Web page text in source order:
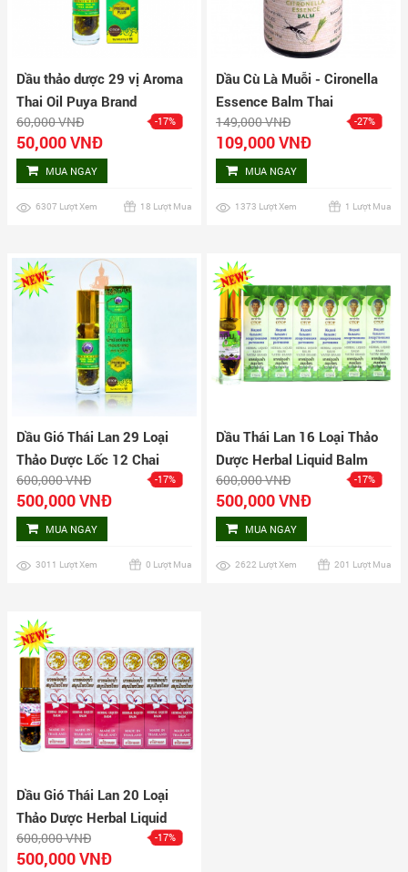
Dầu thảo dược 29 vị Aroma
Thai Oil Puya Brand
60,000 VNĐ -17%
50,000 VNĐ
MUA NGAY
6307 Lượt Xem 18 Lượt Mua
Dầu Cù Là Muỗi - Cironella
Essence Balm Thai
149,000 VNĐ -27%
109,000 VNĐ
MUA NGAY
1373 Lượt Xem 1 Lượt Mua
Dầu Gió Thái Lan 29 Loại
Thảo Dược Lốc 12 Chai
600,000 VNĐ -17%
500,000 VNĐ
MUA NGAY
3011 Lượt Xem 0 Lượt Mua
Dầu Thái Lan 16 Loại Thảo
Dược Herbal Liquid Balm
Yatim Brand Lốc 12 Chai
600,000 VNĐ -17%
500,000 VNĐ
MUA NGAY
2622 Lượt Xem 201 Lượt Mua
Dầu Gió Thái Lan 20 Loại
Thảo Dược Herbal Liquid
Balm Lốc 12 Chai
600,000 VNĐ -17%
500,000 VNĐ